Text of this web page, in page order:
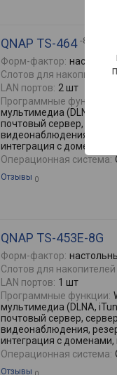
QNAP TS-464 -8G
Форм-фактор:
Слотов для накопителей
LAN портов: 2 шт
Программные функции:
мультимедиа (DLNA,
почтовый сервер,
видеонаблюдения,
интеграция с доменами,
Операционная система:
Отзывы 0
QNAP TS-453E-8G
Форм-фактор:
Слотов для накопителей
LAN портов: 1 шт
Программные функции:
мультимедиа (DLNA,
почтовый сервер,
видеонаблюдения,
интеграция с доменами,
Операционная система:
Отзывы